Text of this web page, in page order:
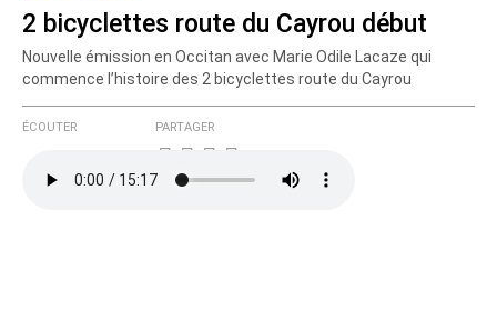
2 bicyclettes route du Cayrou début
Nouvelle émission en Occitan avec Marie Odile Lacaze qui
commence l’histoire des 2 bicyclettes route du Cayrou
ÉCOUTER PARTAGER